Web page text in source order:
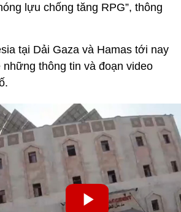
lựu chống tăng RPG”, thông
tại Dải Gaza và Hamas tới nay
thông tin và đoạn video